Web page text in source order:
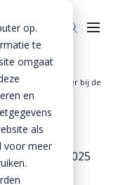
op.
te
omgaat
en
als
voor meer
Assistent Controller bij de
9 december 2025